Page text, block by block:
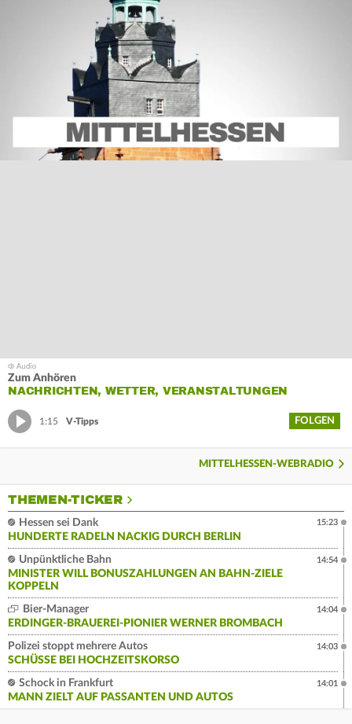
Zum Anhören
NACHRICHTEN, WETTER, VERANSTALTUNGEN
1:15 V-Tipps FOLGEN
MITTELHESSEN-WEBRADIO
THEMEN-TICKER
Hessen sei Dank
HUNDERTE RADELN NACKIG DURCH BERLIN
15:23
Unpünktliche Bahn
MINISTER WILL BONUSZAHLUNGEN AN BAHN-ZIELE
KOPPELN
14:54
Bier-Manager
ERDINGER-BRAUEREI-PIONIER WERNER BROMBACH
14:04
Polizei stoppt mehrere Autos
SCHÜSSE BEI HOCHZEITSKORSO
14:03
Schock in Frankfurt
MANN ZIELT AUF PASSANTEN UND AUTOS
14:01